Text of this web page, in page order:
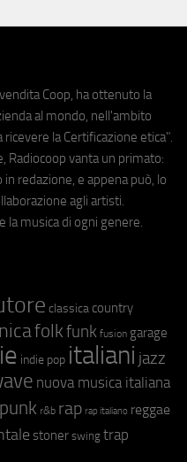
Coop, ha ottenuto la
al mondo, nell'ambito
la Certificazione etica".
Radiocoop vanta un primato:
redazione, e appena può, lo
agli artisti.
la musica di ogni genere.
classica country
folkfunk fusion garage
indie pop italiani jazz
nuova musica italiana
punk r&b rap rap italiano reggae
stoner swing trap